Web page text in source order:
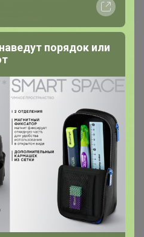
844202КСР RALF
538р
порядок или